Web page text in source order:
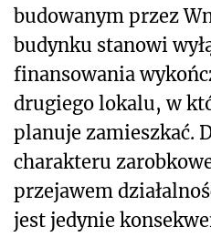
budowanym przez
budynku stanowi
finansowania
drugiego lokalu, w
planuje zamieszkać.
charakteru
przejawem
jest jedynie